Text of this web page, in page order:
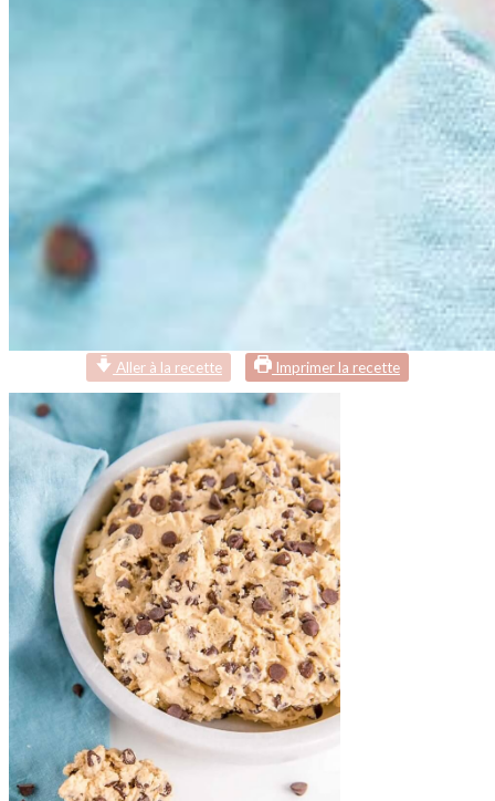
Aller à la recette Imprimer la recette